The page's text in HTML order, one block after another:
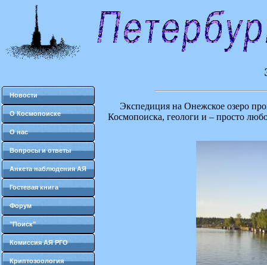
Новости
О Космопоиске
О нас
Вопросы и ответы
Анкета наблюдения АЯ
Гостевая книга
Форум
"Поиск"
Комиссия АЯ РГО
Криптозоология
Экспедиция на Онежское озеро
Космопоиска, геологи и – просто